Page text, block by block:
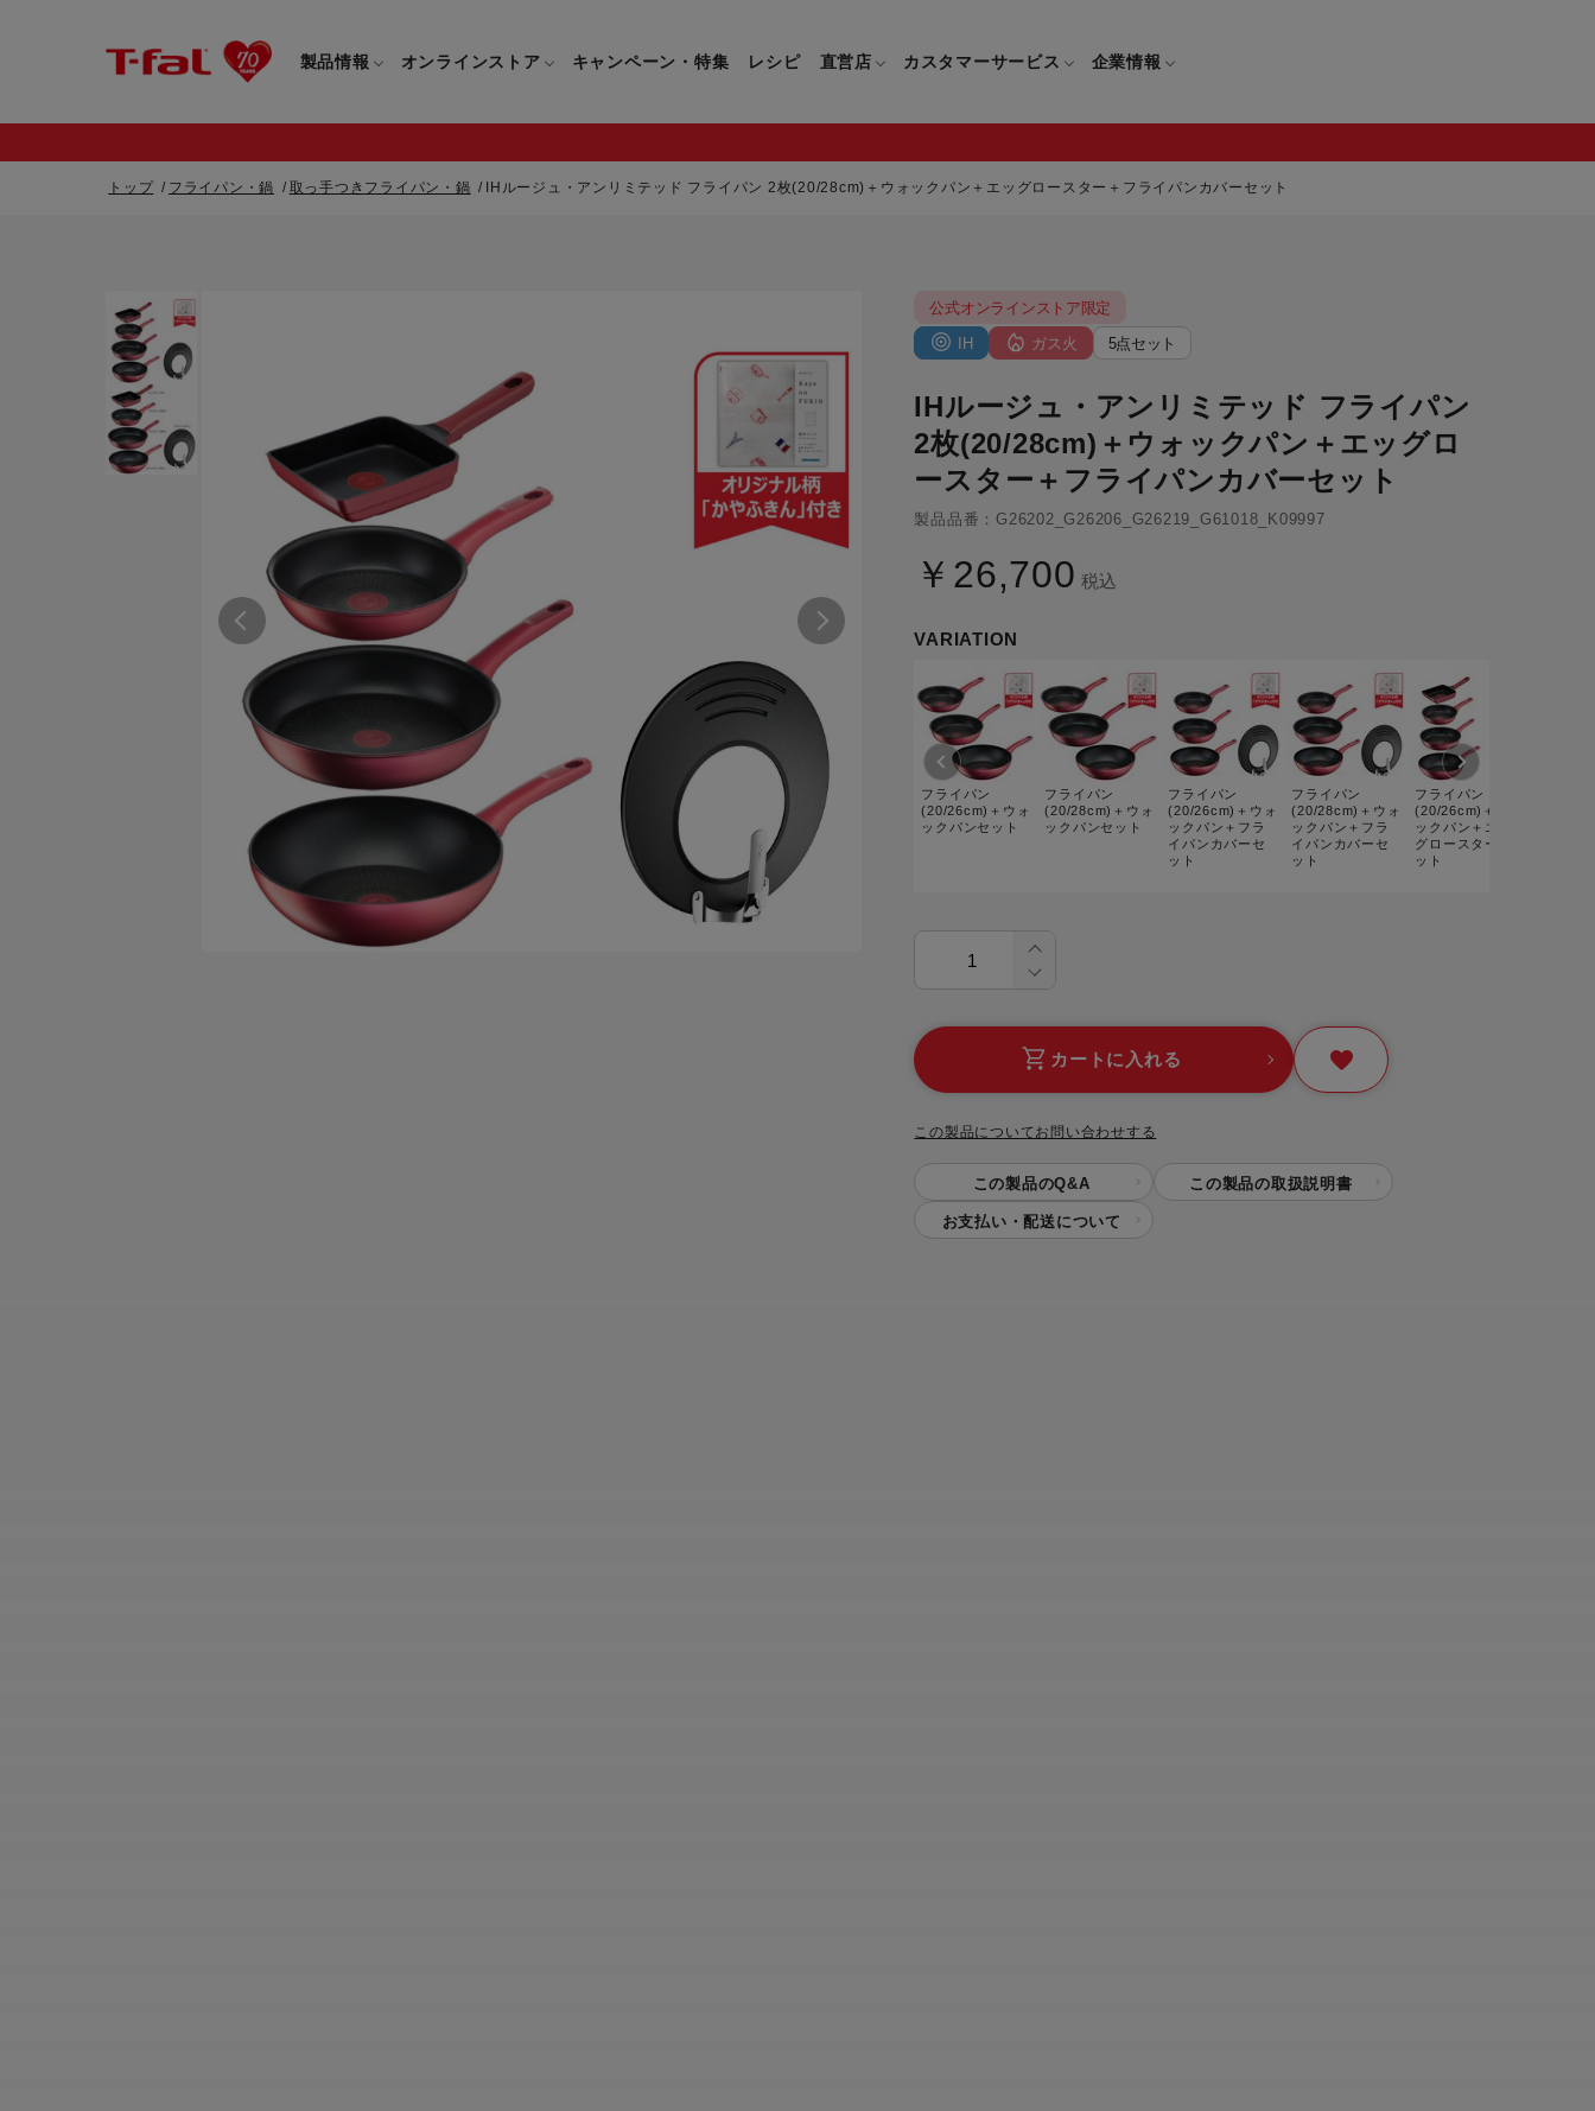
製品情報
取っ手つきフライパン・鍋
取っ手のとれるフライパン・鍋
電気ケトル
すべての電気ケトル
圧力鍋・電気圧力鍋
すべての圧力鍋・電気圧力鍋
電気圧力鍋
キッチンナイフ(包丁)
マルチみじん切り器
保存容器
ドリンクウェア
キッチンツール
すべての炊飯器
アイロン・衣類スチーマー
すべてのアイロン・衣類スチーマー
衣類スチーマーアイロン兼用タイプ
(2way)
衣類スチーマー専用タイプ(1way)
すべての調理家電
ミキサー・ブレンダー
ハンドブレンダー
フードプロセッサー
卓上IH調理器
トースター
生活家電
すべての生活家電
毛玉クリーナー
加湿器
オンラインストア
取っ手のとれるフライパン・鍋一覧
電気ケトル一覧
すべての電気ケトル一覧
圧力鍋・電気圧力鍋一覧
すべての圧力鍋・電気圧力鍋一覧
圧力鍋一覧
電気圧力鍋一覧
キッチンナイフ(包丁)一覧
すべての炊飯器一覧
アイロン・衣類スチーマー一覧
すべてのアイロン・衣類スチーマー
衣類スチーマーアイロン兼用タイプ
すべての調理家電一覧
ミキサー・ブレンダー一覧
ハンドブレンダー一覧
フードプロセッサー一覧
卓上IH調理器一覧
トースター一覧
生活家電一覧
すべての生活家電一覧
毛玉クリーナー一覧
加湿器一覧
ギフト・プレゼント特集
セール
セール対象製品一覧
ピックアップ
アウトレット一覧
限定製品
キャンペーン・特集
キャンペーン・特集 レシピ 直営店 カスタマーサービス
ご購入についてのよくあるご質問
ティファール会員に関するよくある
製品についてのお問い合わせ
保証について
部品注文について
企業情報
ティファールの歴史
CM・ブランド動画
グループセブジャパン
採用情報
トップ フライパン・鍋 取っ手つきフライパン・鍋 IHルージュ・アンリミテッド フライパン 2枚(20/28cm)＋ウォックパン＋エッグロースター＋フライパンカバーセット
公式オンラインストア限定
IH
ガス火 5点セット
IHルージュ・アンリミテッド フライパン
2枚(20/28cm)＋ウォックパン＋エッグロ
ースター＋フライパンカバーセット
製品品番：G26202_G26206_G26219_G61018_K09997
￥26,700 税込
VARIATION
フライパン
(20/26cm)＋ウォ
ックパンセット
フライパン
(20/28cm)＋ウォ
ックパンセット
フライパン
(20/26cm)＋ウォ
ックパン＋フラ
イパンカバーセ
ット
フライパン
(20/28cm)＋ウォ
ックパン＋フラ
イパンカバーセ
ット
フライパン
(20/26cm)＋ウォ
ックパン＋エッ
グロースターセ
ット
カートに入れる
この製品についてお問い合わせする
この製品のQ&A この製品の取扱説明書
お支払い・配送について